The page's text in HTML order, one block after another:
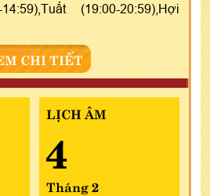
(19:00-20:59),Hợi
CHI TIẾT
LỊCH ÂM
4
Tháng 2